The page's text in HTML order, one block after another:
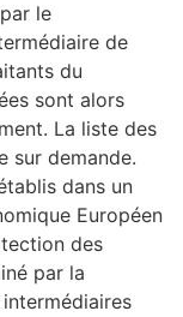
le
de
du
sont alors
La liste des
sur demande.
dans un
Européen
des
par la